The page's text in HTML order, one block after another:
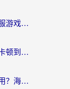
泰国怎么玩傲世西游？海外党国服游戏加速终极攻略（附光明大陆量子特攻实测）
国外光明大陆加速器怎么选？从卡顿到丝滑的终极指南（含德国玩走开外星人墨西哥玩俄罗斯方块技巧）
在国外什么加速器玩双生视界好用？海外党亲测不踩坑的终极指南